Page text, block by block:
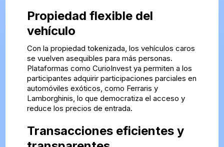
Propiedad flexible del
vehículo
Con la propiedad tokenizada, los vehículos caros
se vuelven asequibles para más personas.
Plataformas como CurioInvest ya permiten a los
participantes adquirir participaciones parciales en
automóviles exóticos, como Ferraris y
Lamborghinis, lo que democratiza el acceso y
reduce los precios de entrada.
Transacciones eficientes y